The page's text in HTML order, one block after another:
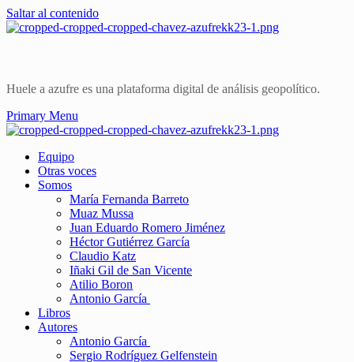
Saltar al contenido
Huele a azufre es una plataforma digital de análisis geopolítico.
Primary Menu
Equipo
Otras voces
Somos
María Fernanda Barreto
Muaz Mussa
Juan Eduardo Romero Jiménez
Héctor Gutiérrez García
Claudio Katz
Iñaki Gil de San Vicente
Atilio Boron
Antonio García
Libros
Autores
Antonio García
Sergio Rodríguez Gelfenstein